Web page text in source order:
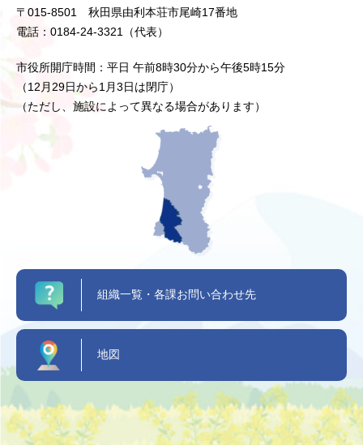
〒015-8501 秋田県由利本荘市尾崎17番地
電話：0184-24-3321（代表）
市役所開庁時間：平日 午前8時30分から午後5時15分
（12月29日から1月3日は閉庁）
（ただし、施設によって異なる場合があります）
組織一覧・各課お問い合わせ先
地図